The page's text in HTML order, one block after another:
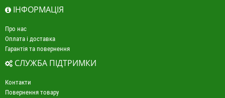
ІНФОРМАЦІЯ
Про нас
Оплата і доставка
Гарантія та повернення
СЛУЖБА ПІДТРИМКИ
Контакти
Повернення товару